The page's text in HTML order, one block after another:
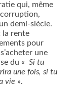
qui, même
demi-siècle.
la rente
pour
une
du «Si tu
une fois, si tu
vie ».